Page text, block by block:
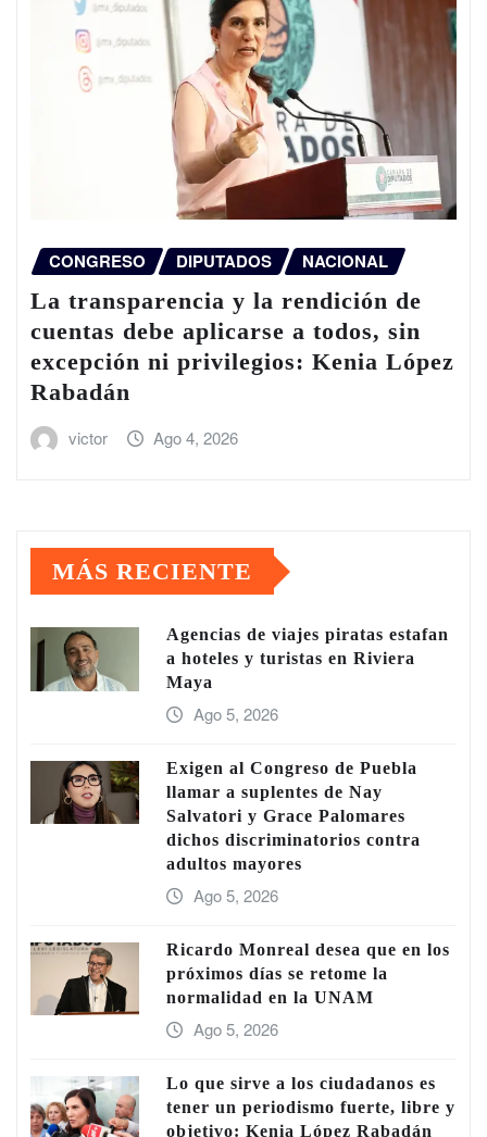
CONGRESO DIPUTADOS NACIONAL
La transparencia y la rendición de
cuentas debe aplicarse a todos, sin
excepción ni privilegios: Kenia López
Rabadán
victor Ago 4, 2026
MÁS RECIENTE
Agencias de viajes piratas estafan
a hoteles y turistas en Riviera
Maya
Ago 5, 2026
Exigen al Congreso de Puebla
llamar a suplentes de Nay
Salvatori y Grace Palomares
dichos discriminatorios contra
adultos mayores
Ago 5, 2026
Ricardo Monreal desea que en los
próximos días se retome la
normalidad en la UNAM
Ago 5, 2026
Lo que sirve a los ciudadanos es
tener un periodismo fuerte, libre y
objetivo: Kenia López Rabadán